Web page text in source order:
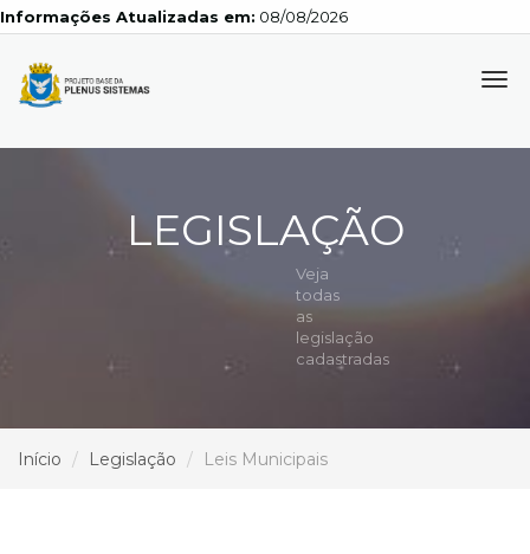
Atualizadas em: 08/08/2026
LEGISLAÇÃO
Veja
todas
as
legislação
cadastradas
Início Legislação Leis Municipais